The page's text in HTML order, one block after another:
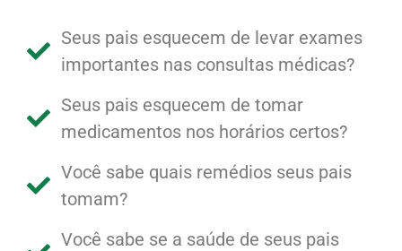
Seus pais esquecem de levar exames
importantes nas consultas médicas?
Seus pais esquecem de tomar
medicamentos nos horários certos?
Você sabe quais remédios seus pais
tomam?
Você sabe se a saúde de seus pais